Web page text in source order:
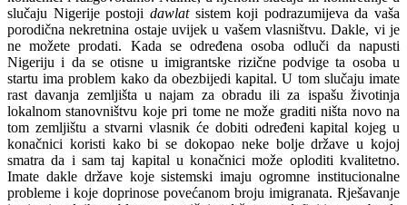
slučaju Nigerije postoji dawlat sistem koji podrazumijeva da vaša
porodična nekretnina ostaje uvijek u vašem vlasništvu. Dakle, vi je
ne možete prodati. Kada se određena osoba odluči da napusti
Nigeriju i da se otisne u imigrantske rizične podvige ta osoba u
startu ima problem kako da obezbijedi kapital. U tom slučaju imate
rast davanja zemljišta u najam za obradu ili za ispašu životinja
lokalnom stanovništvu koje pri tome ne može graditi ništa novo na
tom zemljištu a stvarni vlasnik će dobiti određeni kapital kojeg u
konačnici koristi kako bi se dokopao neke bolje države u kojoj
smatra da i sam taj kapital u konačnici može oploditi kvalitetno.
Imate dakle države koje sistemski imaju ogromne institucionalne
probleme i koje doprinose povećanom broju imigranata. Rješavanje